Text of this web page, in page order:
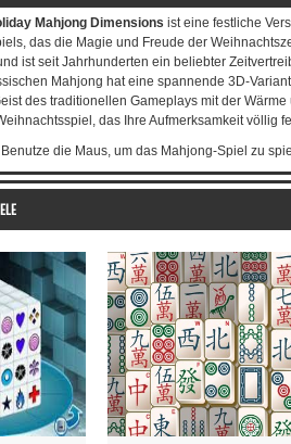
Mahjong Dimensions ist eine festliche
das die Magie und Freude der
ist seit Jahrhunderten ein beliebter
Mahjong hat eine spannende 3D-
des traditionellen Gameplays mit der
das Ihre Aufmerksamkeit völlig
Benutze die Maus, um das Mahjong-Spiel zu